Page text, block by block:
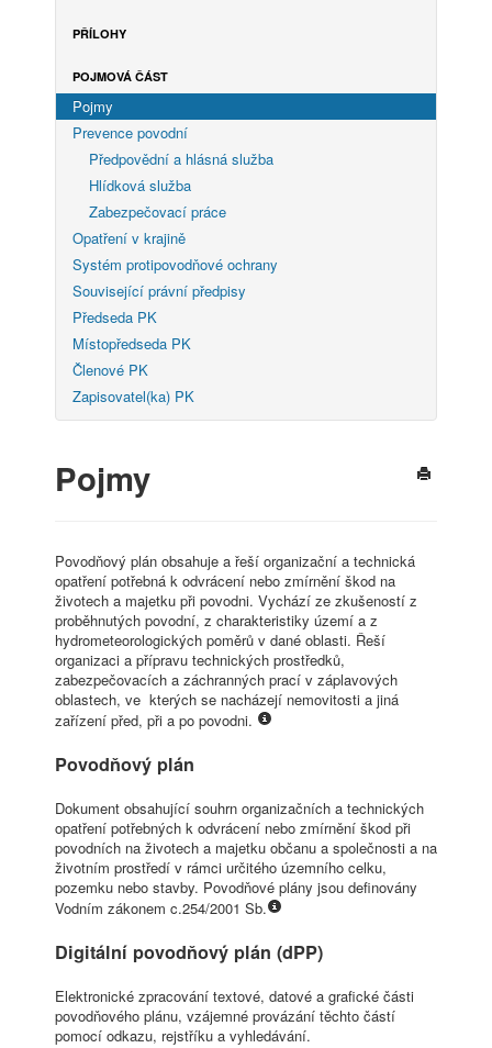
PŘÍLOHY
POJMOVÁ ČÁST
Pojmy
Prevence povodní
Předpovědní a hlásná služba
Hlídková služba
Zabezpečovací práce
Opatření v krajině
Systém protipovodňové ochrany
Související právní předpisy
Předseda PK
Místopředseda PK
Členové PK
Zapisovatel(ka) PK
Pojmy
Povodňový plán obsahuje a řeší organizační a technická
opatření potřebná k odvrácení nebo zmírnění škod na
životech a majetku při povodni. Vychází ze zkušeností z
proběhnutých povodní, z charakteristiky území a z
hydrometeorologických poměrů v dané oblasti. Řeší
organizaci a přípravu technických prostředků,
zabezpečovacích a záchranných prací v záplavových
oblastech, ve kterých se nacházejí nemovitosti a jiná
zařízení před, při a po povodni.
Povodňový plán
Dokument obsahující souhrn organizačních a technických
opatření potřebných k odvrácení nebo zmírnění škod při
povodních na životech a majetku občanu a společnosti a na
životním prostředí v rámci určitého územního celku,
pozemku nebo stavby. Povodňové plány jsou definovány
Vodním zákonem c.254/2001 Sb.
Digitální povodňový plán (dPP)
Elektronické zpracování textové, datové a grafické části
povodňového plánu, vzájemné provázání těchto částí
pomocí odkazu, rejstříku a vyhledávání.